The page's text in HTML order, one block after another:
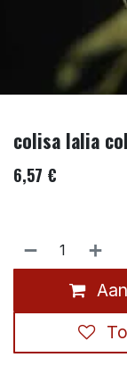
colisa lalia
6,57 €